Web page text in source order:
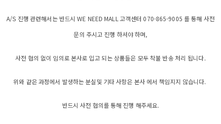
A/S 진행 관련해서는 반드시 WE NEED MALL 고객센터 070-865-9005 를 통해 사전
문의 주시고 진행 하셔야 하며,
사전 협의 없이 임의로 본사로 입고 되는 상품들은 모두 착불 반송 처리 됩니다.
위와 같은 과정에서 발생하는 분실및 기타 사항은 본사 에서 책임지지 않습니다.
반드시 사전 협의를 통해 진행 해주세요.